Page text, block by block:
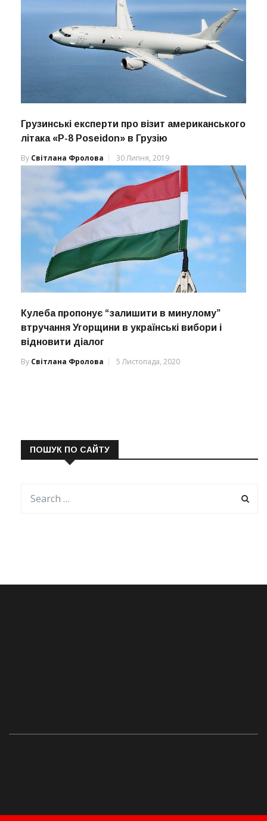
Грузинські експерти про візит американського
літака «P-8 Poseidon» в Грузію
By Світлана Фролова 30 Липня, 2019
Кулеба пропонує “залишити в минулому”
втручання Угорщини в українські вибори і
відновити діалог
By Світлана Фролова 5 Листопада, 2020
ПОШУК ПО САЙТУ